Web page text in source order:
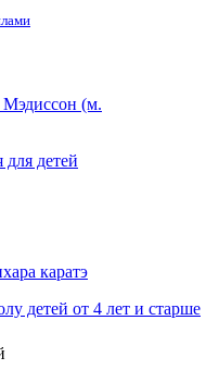
Мэдиссон (м.
детей
каратэ
детей от 4 лет и старше